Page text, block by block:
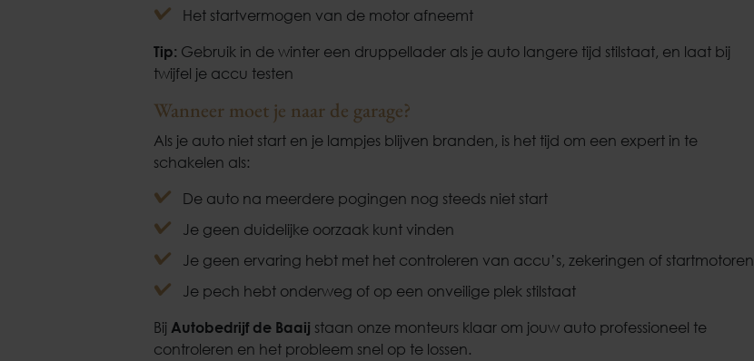
Het startvermogen van de motor afneemt
Tip: Gebruik in de winter een druppellader als je auto langere tijd stilstaat, en laat bij
twijfel je accu testen
Wanneer moet je naar de garage?
Als je auto niet start en je lampjes blijven branden, is het tijd om een expert in te
schakelen als:
De auto na meerdere pogingen nog steeds niet start
Je geen duidelijke oorzaak kunt vinden
Je geen ervaring hebt met het controleren van accu’s, zekeringen of startmotoren
Je pech hebt onderweg of op een onveilige plek stilstaat
Bij Autobedrijf de Baaij staan onze monteurs klaar om jouw auto professioneel te
controleren en het probleem snel op te lossen.